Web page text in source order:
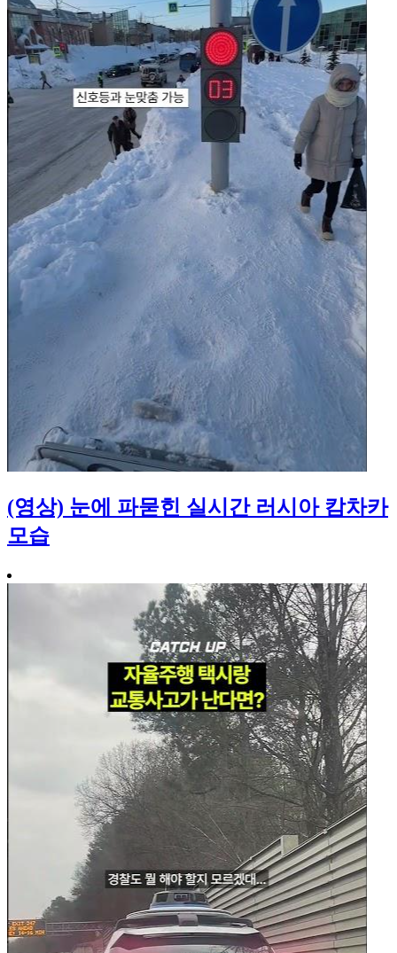
(영상) 눈에 파묻힌 실시간 러시아 캄차카
모습